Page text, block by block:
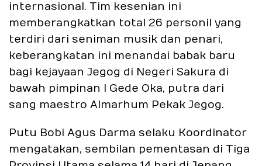
internasional. Tim kesenian ini
memberangkatkan total 26 personil yang
terdiri dari seniman musik dan penari,
keberangkatan ini menandai babak baru
bagi kejayaan Jegog di Negeri Sakura di
bawah pimpinan I Gede Oka, putra dari
sang maestro Almarhum Pekak Jegog.
Putu Bobi Agus Darma selaku Koordinator
mengatakan, sembilan pementasan di Tiga